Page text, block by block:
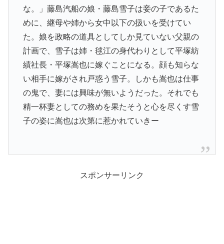
な。」藤島汽船の娘・藤島雪子は妾の子であるた
めに、継母や姉から女中以下の扱いを受けてい
た。娘を政略の道具としてしか見ていない父親の
計画で、雪子は姉・毬江の身代わりとして平塚紡
績社長・平塚嵩也に嫁ぐことになる。顔も知らな
い相手に嫁がされ戸惑う雪子。しかも嵩也は仕事
の鬼で、妻には興味が無いようだった。それでも
精一杯妻としての務めを果たそうと心を尽くす雪
子の姿に嵩也は次第に惹かれていきー
スポンサーリンク